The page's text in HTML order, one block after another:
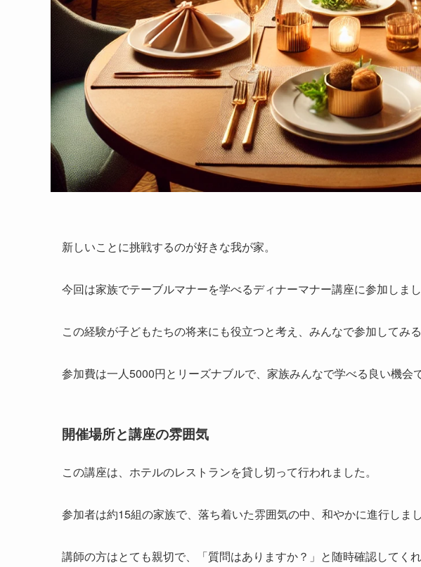
新しいことに挑戦するのが好きな我が家。
今回は家族でテーブルマナーを学べるディナーマナー講座に参加しまし
この経験が子どもたちの将来にも役立つと考え、みんなで参加してみる
参加費は一人5000円とリーズナブルで、家族みんなで学べる良い機会で
開催場所と講座の雰囲気
この講座は、ホテルのレストランを貸し切って行われました。
参加者は約15組の家族で、落ち着いた雰囲気の中、和やかに進行しまし
講師の方はとても親切で、「質問はありますか？」と随時確認してく